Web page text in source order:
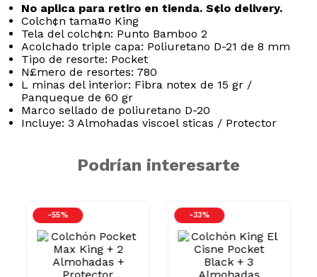
No aplica para retiro en tienda. S¢lo delivery.
Colch¢n tama¤o King
Tela del colch¢n: Punto Bamboo 2
Acolchado triple capa: Poliuretano D-21 de 8 mm
Tipo de resorte: Pocket
N£mero de resortes: 780
L minas del interior: Fibra notex de 15 gr /
Panqueque de 60 gr
Marco sellado de poliuretano D-20
Incluye: 3 Almohadas viscoel sticas / Protector
Podrían interesarte
-55 % -33 %